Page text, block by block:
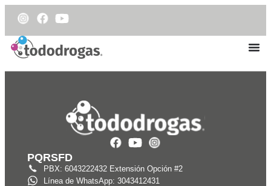
PQRSFD
PBX: 6043222432 Extensión Opción #2
Línea de WhatsApp: 3043412431